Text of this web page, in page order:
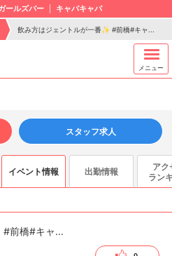
ールズバー キャバキャバ
飲み方はジェントルが一番✨ #前橋#キャ...
メニュー
スタッフ求人
イベント情報 出勤情報
アク
ラン
#前橋#キャ...